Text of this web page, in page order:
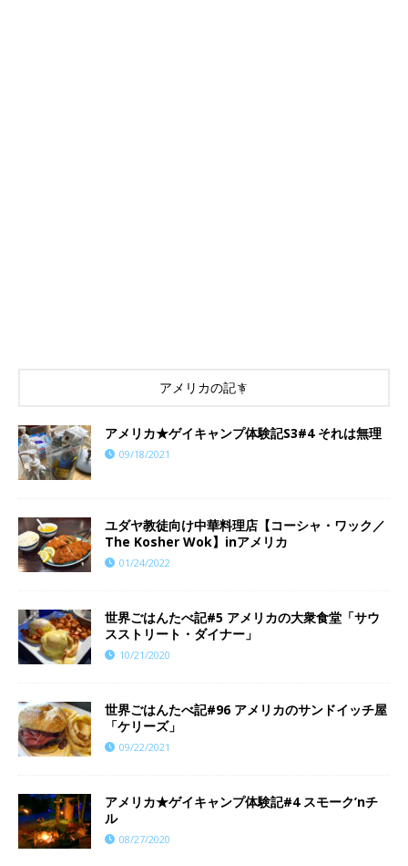
アメリカの記事
アメリカ★ゲイキャンプ体験記S3#4 それは無理
09/18/2021
ユダヤ教徒向け中華料理店【コーシャ・ワック／
The Kosher Wok】inアメリカ
01/24/2022
世界ごはんたべ記#5 アメリカの大衆食堂「サウ
スストリート・ダイナー」
10/21/2020
世界ごはんたべ記#96 アメリカのサンドイッチ屋
「ケリーズ」
09/22/2021
アメリカ★ゲイキャンプ体験記#4 スモーク’nチ
ル
08/27/2020